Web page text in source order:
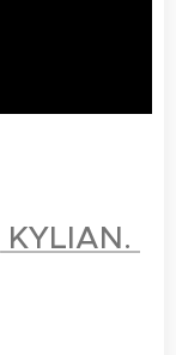
KYLIAN.